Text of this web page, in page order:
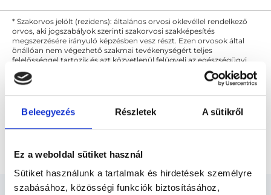
Beleegyezés Részletek A sütikről
Ez a weboldal sütiket használ
Sütiket használunk a tartalmak és hirdetések személyre
szabásához, közösségi funkciók biztosításához,
* Szakorvos jelölt (rezidens): általános orvosi oklevéllel rendelkező
orvos, aki jogszabályok szerinti szakorvosi szakképesítés
megszerzésére irányuló képzésben vesz részt. Ezen orvosok által
önállóan nem végezhető szakmai tevékenységért teljes
felelősséggel tartozik és azt közvetlenül felügyeli az egészségügyi
szolgáltató szakorvosa az első részvizsgáig, utána pedig a
szakorvosjelölt önállóan láthat el feladatokat. A foglaljorvost.hu
felelősségét kizárja esetleges névazonosságért bármely szakorvos
és szakorvosjelölt esetén.